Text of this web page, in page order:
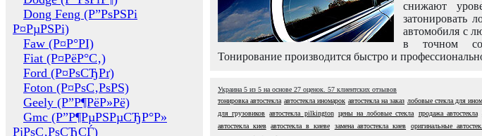
Dong Feng (Р”РѕРЅРі
Р¤РµРЅРі)
Faw (Р¤Р°РІ)
Fiat (Р¤РёР°С‚)
Ford (Р¤РѕСЂРґ)
Foton (Р¤РѕС‚РѕРЅ)
Geely (Р”Р¶РёР»Рё)
Gmc (Р”Р¶РµРЅРµСЂР°Р»
РјРѕС‚РѕСЂСЃ)
снижают
затонировать
автомобиля с
в точном
Тонирование производится быстро и
Украина 5 из 5 на основе 27 оценок. 57 клиентских отзывов
тонировка автостекла автостекла иномарок автостекла на заказ лобовые стекла для
для грузовиков автостекла pilkington цены на лобовые стекла продажа автостекла
автостекла киев
автостекла в киеве замена автостекла киев оригинальные